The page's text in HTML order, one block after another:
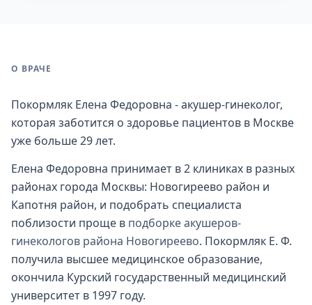
О ВРАЧЕ
Покормляк Елена Федоровна - акушер-гинеколог,
которая заботится о здоровье пациентов в Москве
уже больше 29 лет.
Елена Федоровна принимает в 2 клиниках в разных
районах города Москвы: Новогиреево район и
Капотня район, и подобрать специалиста
поблизости проще в подборке акушеров-
гинекологов района Новогиреево. Покормляк Е. Ф.
получила высшее медицинское образование,
окончила Курский государственный медицинский
университет в 1997 году.